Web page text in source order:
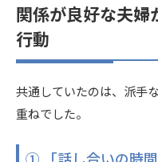
関係が良好な夫婦
行動
共通していたのは、派手
重ねでした。